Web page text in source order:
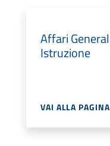
Affari
Istruzione
VAI ALLA PAGINA